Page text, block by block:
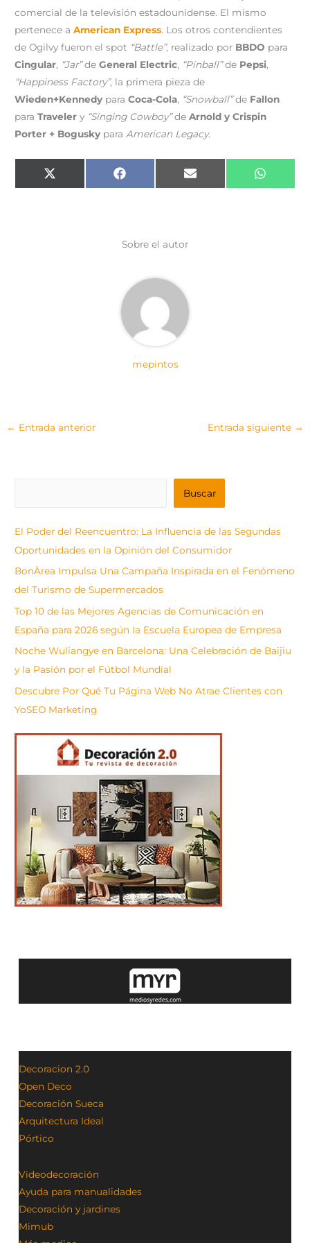
comercial de la televisión estadounidense. El mismo
pertenece aAmerican Express. Los otros contendientes
de Ogilvy fueron el spot “Battle”, realizado por BBDO para
Cingular, “Jar”deGeneral Electric, “Pinball”de Pepsi,
“Happiness Factory”, la primera pieza de
Wieden+Kennedy para Coca-Cola, “Snowball”de Fallon
paraTraveler y “Singing Cowboy”deArnold y Crispin
Porter + Bogusky para American Legacy.
Compartir
en
X
(
Compartir
en
F
a
k
Compartir
en
E
m
en
W
h
Sobre el autor
mepintos
← Entrada anterior Entrada siguiente →
Buscar
El Poder del Reencuentro: La Influencia de las Segundas
Oportunidades en la Opinión del Consumidor
BonÀrea Impulsa Una Campaña Inspirada en el Fenómeno
del Turismo de Supermercados
Top 10 de las Mejores Agencias de Comunicación en
España para 2026 según la Escuela Europea de Empresa
Noche Wuliangye en Barcelona: Una Celebración de Baijiu
y la Pasión por el Fútbol Mundial
Descubre Por Qué Tu Página Web No Atrae Clientes con
YoSEO Marketing
Decoracion 2.0
Open Deco
Decoración Sueca
Arquitectura Ideal
Pórtico
Videodecoración
Ayuda para manualidades
Decoración y jardines
Mimub